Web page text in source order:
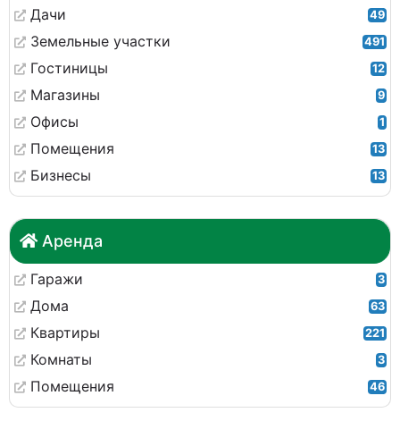
Дачи 49
Земельные участки 491
Гостиницы 12
Магазины 9
Офисы 1
Помещения 13
Бизнесы 13
Аренда
Гаражи 3
Дома 63
Квартиры 221
Комнаты 3
Помещения 46